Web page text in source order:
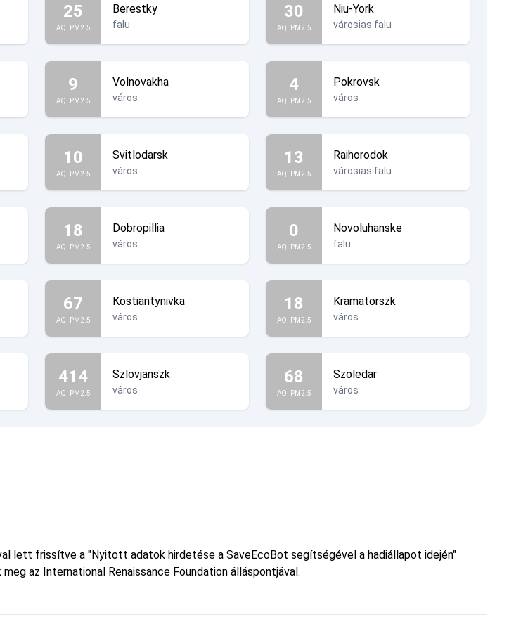
25
AQI PM2.5
Berestky
falu
30
AQI PM2.5
Niu-York
városias falu
9
AQI PM2.5
Volnovakha
város
4
AQI PM2.5
Pokrovsk
város
10
AQI PM2.5
Svitlodarsk
város
13
AQI PM2.5
Raihorodok
városias falu
18
AQI PM2.5
Dobropillia
város
0
AQI PM2.5
Novoluhanske
falu
67
AQI PM2.5
Kostiantynivka
város
18
AQI PM2.5
Kramatorszk
város
414
AQI PM2.5
Szlovjanszk
város
68
AQI PM2.5
Szoledar
város
lett frissítve a "Nyitott adatok hirdetése a SaveEcoBot segítségével a hadiállapot idején"
az International Renaissance Foundation álláspontjával.